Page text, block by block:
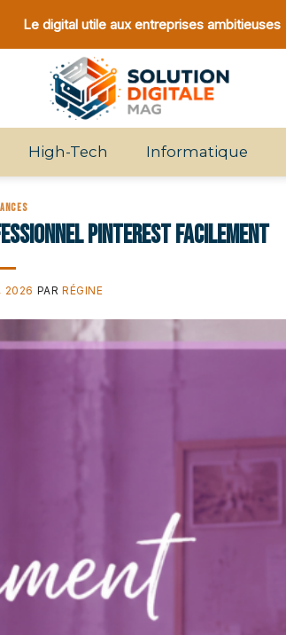
Le digital utile aux entreprises ambitieuses
High-Tech Informatique
Pinterest facilement
2026 PAR RÉGINE